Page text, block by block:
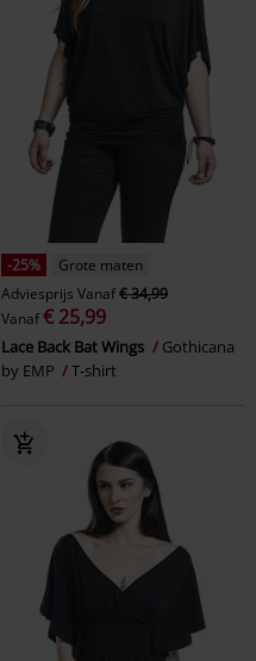
-25%
Grote maten
Adviesprijs Vanaf€ 34,99
Vanaf€ 25,99
Lace Back Bat Wings
Gothicana
by EMP
T-shirt